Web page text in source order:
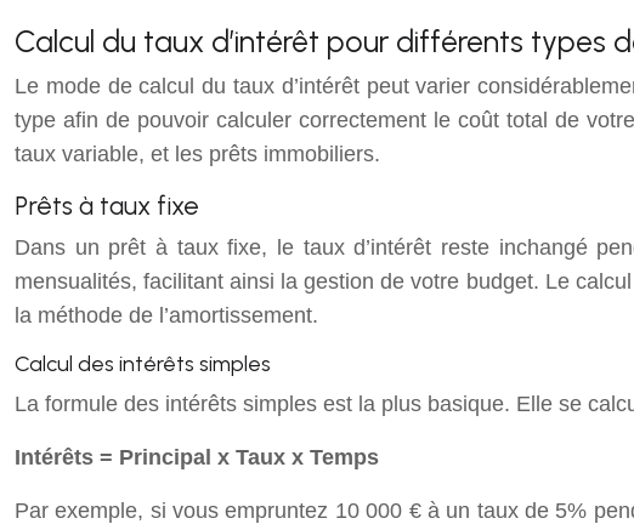
Calcul du taux d’intérêt pour différents types
Le mode de calcul du taux d’intérêt peut varier
type afin de pouvoir calculer correctement le coût total de
taux variable, et les prêts immobiliers.
Prêts à taux fixe
Dans un prêt à taux fixe, le taux d’intérêt reste inchangé
mensualités, facilitant ainsi la gestion de votre budget. Le
la méthode de l’amortissement.
Calcul des intérêts simples
La formule des intérêts simples est la plus basique. Elle se
Intérêts = Principal x Taux x Temps
Par exemple, si vous empruntez 10 000 € à un taux de 5%